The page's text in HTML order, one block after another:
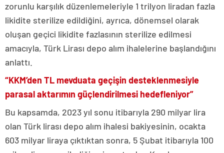
zorunlu karşılık düzenlemeleriyle 1 trilyon liradan fazla
likidite sterilize edildiğini, ayrıca, dönemsel olarak
oluşan geçici likidite fazlasının sterilize edilmesi
amacıyla, Türk Lirası depo alım ihalelerine başlandığını
anlattı.
“KKM’den TL mevduata geçişin desteklenmesiyle
parasal aktarımın güçlendirilmesi hedefleniyor”
Bu kapsamda, 2023 yıl sonu itibarıyla 290 milyar lira
olan Türk lirası depo alım ihalesi bakiyesinin, ocakta
603 milyar liraya çıktıktan sonra, 5 Şubat itibarıyla 100